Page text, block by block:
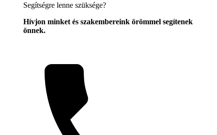
Segítségre lenne szüksége?
Hívjon minket és szakembereink örömmel segítenek
önnek.